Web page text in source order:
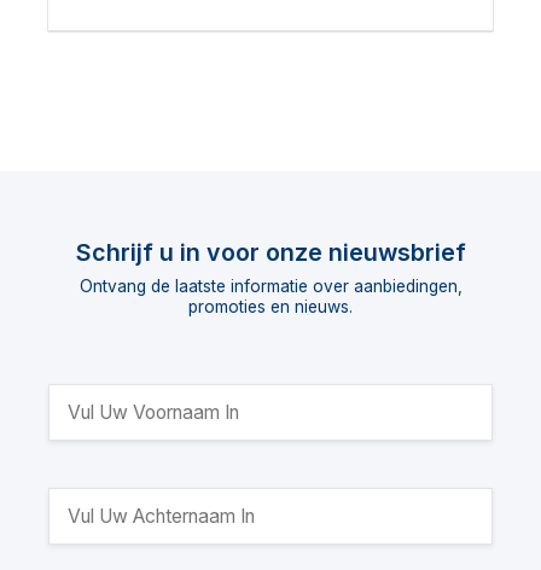
Schrijf u in voor onze nieuwsbrief
Ontvang de laatste informatie over aanbiedingen,
promoties en nieuws.